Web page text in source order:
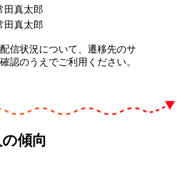
田真太郎
田真太郎
信状況について、遷移先のサ
認のうえでご利用ください。
傾向